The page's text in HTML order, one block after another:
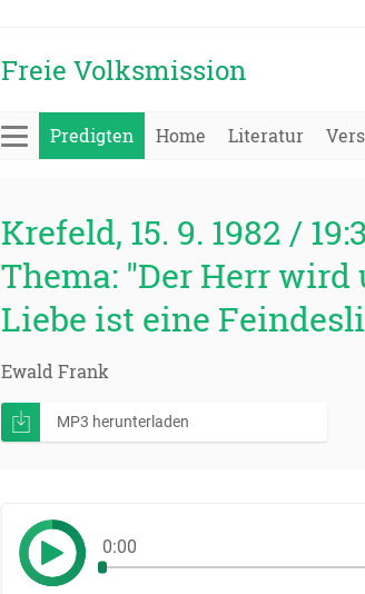
Freie Volksmission
Predigten Home Literatur
Krefeld, 15. 9. 1982 /
Thema: "Der Herr
Liebe ist eine
Ewald Frank
MP3 herunterladen
0:00